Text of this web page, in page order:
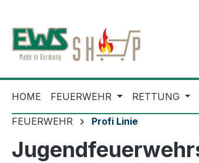
HOME FEUERWEHR RETTUNG
FEUERWEHR Profi Linie